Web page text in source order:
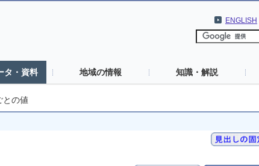
ENGLISH
タ・資料 地域の情報 知識・解説
との値